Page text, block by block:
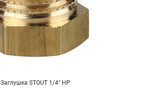
Заглушка STOUT 1/4" НР